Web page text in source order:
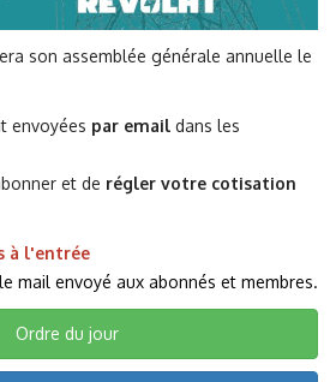
son assemblée générale annuelle le
envoyées par email dans les
et de régler votre cotisation
à l'entrée
mail envoyé aux abonnés et membres.
Ordre du jour